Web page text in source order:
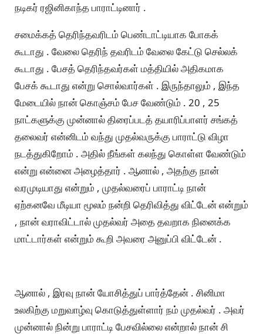
நடிகர் ரஜினிகாந்த பாராட்டினார் .
சமைக்கத் தெரிந்தவரிடம் பெண்டாட்டியாக போகக்
கூடாது . வேலை தெரிந் தவரிடம் வேலை கேட்டு செல்லக்
கூடாது . பேசத் தெரிந்தவர்கள் மத்தியில் அதிகமாக
பேசக் கூடாது என்று சொல்வார்கள் . இருந்தாலும் , இந்த
மேடையில் நான் கொஞ்சம் பேச வேண்டும் . 20 , 25
நாட்களுக்கு முன்னால் திரைப்படத் தயாரிப்பாளர் சங்கத்
தலைவர் என்னிடம் வந்து முதல்வருக்கு பாராட்டு விழா
நடத்துகிறோம் . அதில் நீங்கள் கலந்து கொள்ள வேண்டும்
என்று என்னை அழைத்தார் . ஆனால் , அதற்கு நான்
வரமுடியாது என்றும் , முதல்வரைப் பாராட்டி நான்
ஏற்கனவே மீடியா மூலம் நன்றி தெரிவித்து விட்டேன் என்றும்
, நான் வராவிட்டால் முதல்வர் அதை தவறாக நினைக்க
மாட்டார்கள் என்றும் கூறி அவரை அனுப்பி விட்டேன் .
ஆனால் , இரவு நான் யோசித்துப் பார்த்தேன் . சினிமா
உலகிற்கு மறுவாழ்வு கொடுத்துள்ளார் நம் முதல்வர் . அவர்
முன்னால் நின்று பாராட்டி பேசவில்லை என்றால் நான் சி